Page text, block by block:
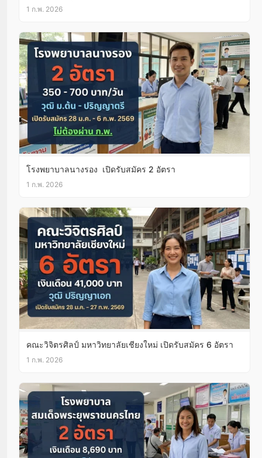
1 ก.พ. 2026
โรงพยาบาลนางรอง เปิดรับสมัคร 2 อัตรา
1 ก.พ. 2026
คณะวิจิตรศิลป์ มหาวิทยาลัยเชียงใหม่ เปิดรับสมัคร 6 อัตรา
1 ก.พ. 2026